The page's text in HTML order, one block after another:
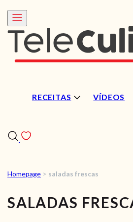
RECEITAS VÍDEOS
Homepage > saladas frescas
SALADAS